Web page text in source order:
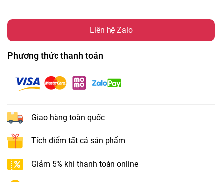
Liên hệ Zalo
Phương thức thanh toán
Giao hàng toàn quốc
Tích điểm tất cả sản phẩm
Giảm 5% khi thanh toán online